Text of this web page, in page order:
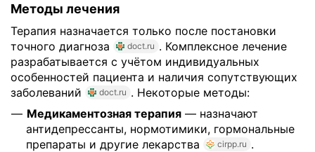
Методы лечения
Терапия назначается только после постановки
точного диагноза
doct.ru . Комплексное лечение
разрабатывается с учётом индивидуальных
особенностей пациента и наличия сопутствующих
заболеваний
doct.ru . Некоторые методы:
Медикаментозная терапия — назначают
антидепрессанты, нормотимики, гормональные
препараты и другие лекарства
cirpp.ru .